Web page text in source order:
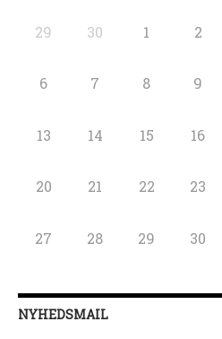
29 30 1 2
6 7 8 9
13 14 15 16
20 21 22 23
27 28 29 30
NYHEDSMAIL